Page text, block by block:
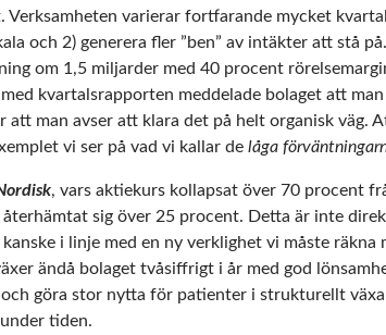
Verksamheten varierar fortfarande mycket
och 2) generera fler ”ben” av intäkter att stå
om 1,5 miljarder med 40 procent
kvartalsrapporten meddelade bolaget att
man avser att klara det på helt organisk väg.
vi ser på vad vi kallar de låga
, vars aktiekurs kollapsat över 70 procent
sig över 25 procent. Detta är inte
i linje med en ny verklighet vi måste räkna
ändå bolaget tvåsiffrigt i år med god
och göra stor nytta för patienter i strukturellt
tiden.